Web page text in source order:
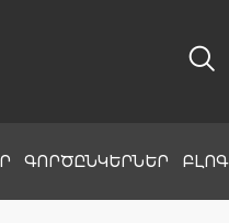
ԳՈՐԾԸՆԿԵՐՆԵՐ ԲԼՈԳ